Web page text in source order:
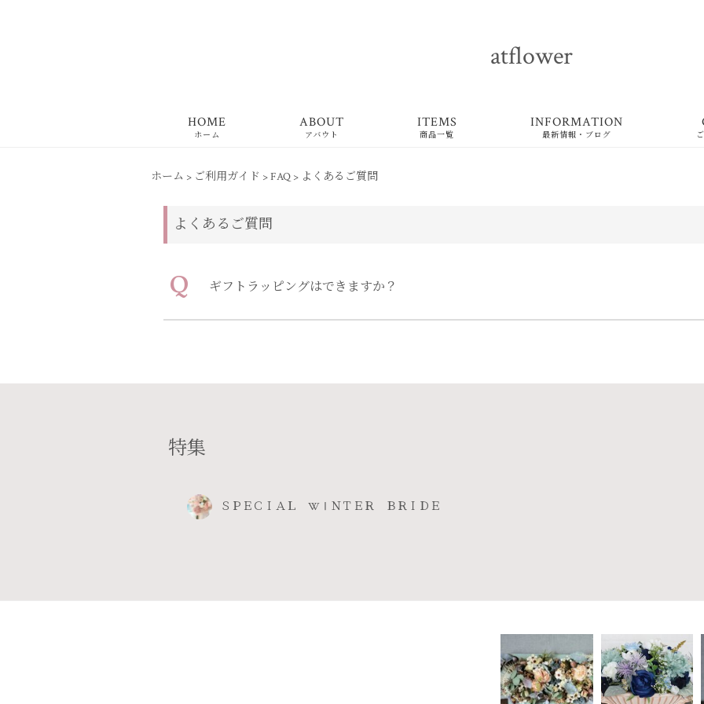
atflower
HOME
ホーム
ABOUT
アバウト
ITEMS
商品一覧
INFORMATION
最新情報・ブログ
ホーム > ご利用ガイド >FAQ > よくあるご質問
よくあるご質問
Q ギフトラッピングはできますか？
特集
ＳＰＥＣＩＡＬ WⅠＮＴＥＲ ＢＲＩＤＥ